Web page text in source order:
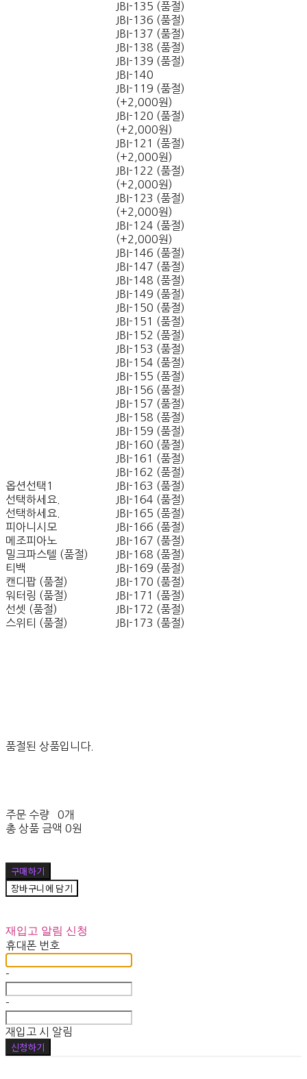
옵션선택1
선택하세요.
선택하세요.
피아니시모
메조피아노
밀크파스텔 (품절)
티백
캔디팝 (품절)
워터링 (품절)
선셋 (품절)
스위티 (품절)
JBI-135 (품절)
JBI-136 (품절)
JBI-137 (품절)
JBI-138 (품절)
JBI-139 (품절)
JBI-140
JBI-119 (품절)
(+2,000원)
JBI-120 (품절)
(+2,000원)
JBI-121 (품절)
(+2,000원)
JBI-122 (품절)
(+2,000원)
JBI-123 (품절)
(+2,000원)
JBI-124 (품절)
(+2,000원)
JBI-146 (품절)
JBI-147 (품절)
JBI-148 (품절)
JBI-149 (품절)
JBI-150 (품절)
JBI-151 (품절)
JBI-152 (품절)
JBI-153 (품절)
JBI-154 (품절)
JBI-155 (품절)
JBI-156 (품절)
JBI-157 (품절)
JBI-158 (품절)
JBI-159 (품절)
JBI-160 (품절)
JBI-161 (품절)
JBI-162 (품절)
JBI-163 (품절)
JBI-164 (품절)
JBI-165 (품절)
JBI-166 (품절)
JBI-167 (품절)
JBI-168 (품절)
JBI-169 (품절)
JBI-170 (품절)
JBI-171 (품절)
JBI-172 (품절)
JBI-173 (품절)
품절된 상품입니다.
주문 수량
0개
총 상품 금액 0원
구매하기
장바구니에 담기
재입고 알림 신청
휴대폰 번호
-
-
재입고 시 알림
신청하기